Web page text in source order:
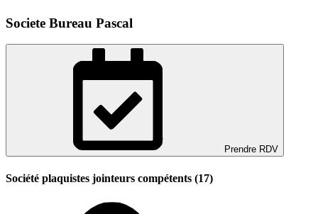
Societe Bureau Pascal
Prendre RDV
Société plaquistes jointeurs compétents (17)